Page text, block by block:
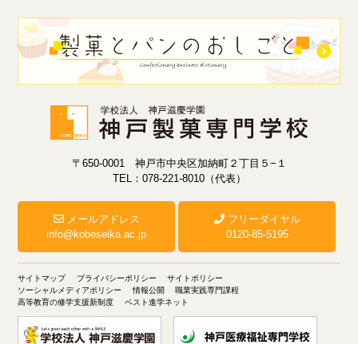
〒650-0001 神戸市中央区加納町２丁目５−１
TEL：078-221-8010（代表）
メールアドレス
info@kobeseika.ac.jp
フリーダイヤル
0120-85-5195
サイトマップ プライバシーポリシー
サイトポリシー
ソーシャルメディアポリシー
情報公開
職業実践専門課程
高等教育の修学支援新制度
ベスト進学ネット